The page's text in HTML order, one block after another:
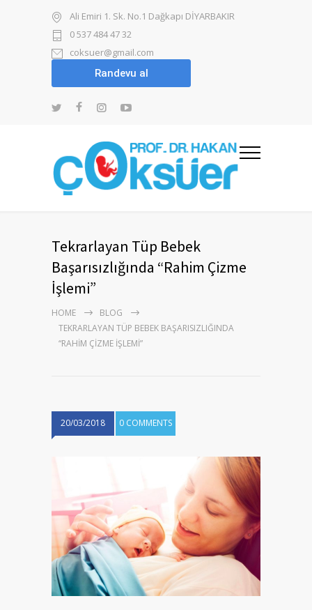
Ali Emiri 1. Sk. No.1 Dağkapı DİYARBAKIR
0 537 484 47 32
coksuer@gmail.com
Tekrarlayan Tüp Bebek
Başarısızlığında “Rahim Çizme
İşlemi”
HOME
BLOG
TEKRARLAYAN TÜP BEBEK BAŞARISIZLIĞINDA
“RAHIM ÇIZME İŞLEMI”
20/03/2018 0 COMMENTS